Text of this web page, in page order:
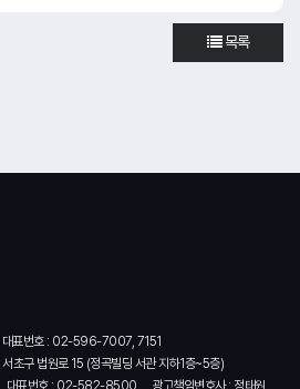
목록
대표번호 : 02-596-7007, 7151
초구 법원로 15 (정곡빌딩 서관 지하1층~5층)
대표번호 : 02-582-8500 광고책임변호사 : 정태원